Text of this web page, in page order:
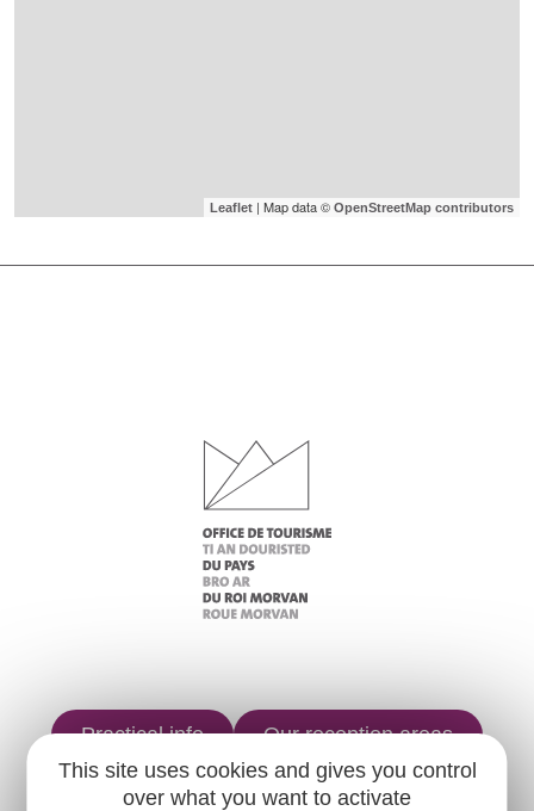
This site uses cookies and gives you control
over what you want to activate
Leaflet | Map data © OpenStreetMap contributors
Practical info Our reception areas
Our brochures Weather